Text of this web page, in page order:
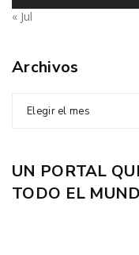
« Jul
Archivos
Elegir el mes
UN PORTAL
TODO EL